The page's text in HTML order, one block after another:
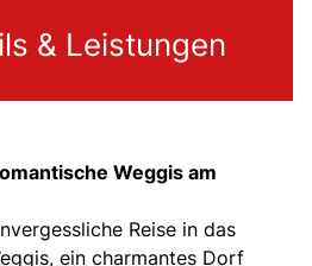
& Leistungen
Weggis am
Reise in das
ein charmantes Dorf